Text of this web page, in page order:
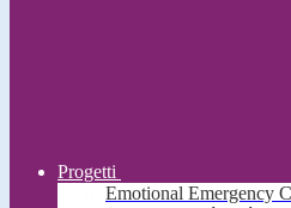
Progetti
Emotional Emergency